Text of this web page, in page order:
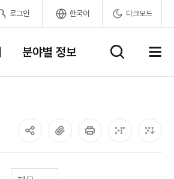
로그인 한국어 다크모드
분야별 정보
이
게